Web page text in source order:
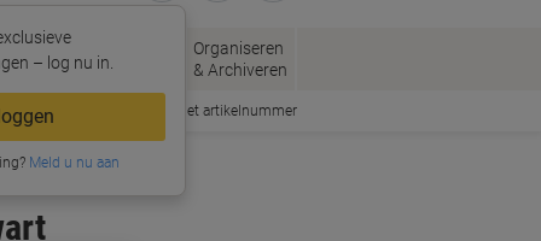
– log nu in.
Meld u nu aan
Kantoorartikelen
Organiseren
& Archiveren
Snel bestellen met artikelnummer